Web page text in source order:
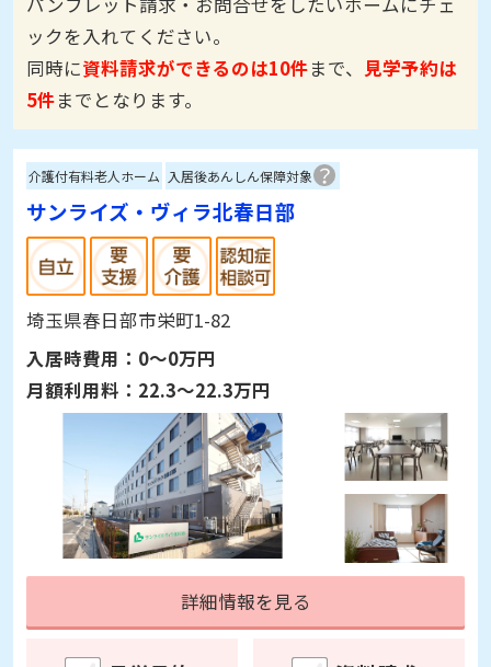
ックを入れてください。
同時に資料請求ができるのは10件まで、 見学予約は
5件までとなります。
介護付有料老人ホーム 入居後あんしん保障対象
サンライズ・ヴィラ北春日部
埼玉県春日部市栄町1-82
入居時費用： 0～0万円
月額利用料： 22.3～22.3万円
詳細情報を見る